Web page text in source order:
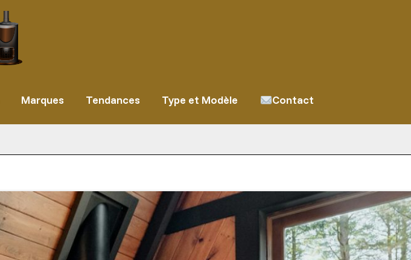
Marques Tendances Type et Modèle Contact